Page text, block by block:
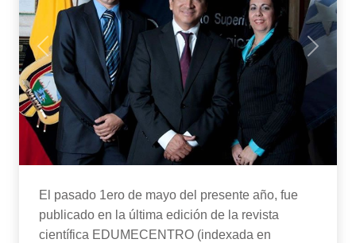
Previous Next
El pasado 1ero de mayo del presente año, fue
publicado en la última edición de la revista
científica EDUMECENTRO (indexada en